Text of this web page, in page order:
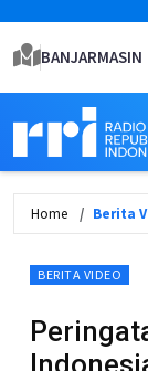
BANJARMASIN
Home Berita
BERITA VIDEO